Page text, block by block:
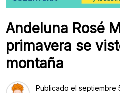
Andeluna Rosé
primavera se
montaña
Publicado el septiembre